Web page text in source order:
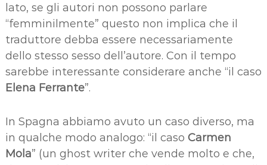
lato, se gli autori non possono parlare
“femminilmente” questo non implica che il
traduttore debba essere necessariamente
dello stesso sesso dell’autore. Con il tempo
sarebbe interessante considerare anche “il caso
Elena Ferrante”.
In Spagna abbiamo avuto un caso diverso, ma
in qualche modo analogo: “il caso Carmen
Mola” (un ghost writer che vende molto e che,